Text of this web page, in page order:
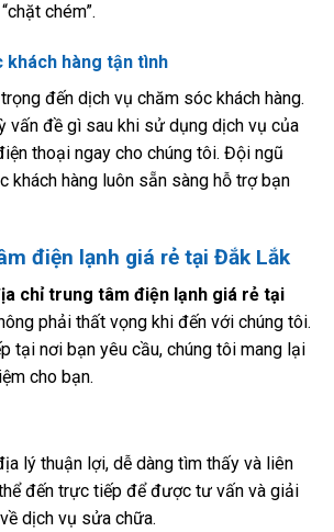
chém”.
khách hàng tận tình
đến dịch vụ chăm sóc khách hàng.
vấn đề gì sau khi sử dụng dịch vụ của
thoại ngay cho chúng tôi. Đội ngũ
khách hàng luôn sẵn sàng hỗ trợ bạn
điện lạnh giá rẻ tại Đắk Lắk
chỉ trung tâm điện lạnh giá rẻ tại
phải thất vọng khi đến với chúng tôi.
tại nơi bạn yêu cầu, chúng tôi mang lại
cho bạn.
lý thuận lợi, dễ dàng tìm thấy và liên
đến trực tiếp để được tư vấn và giải
dịch vụ sửa chữa.